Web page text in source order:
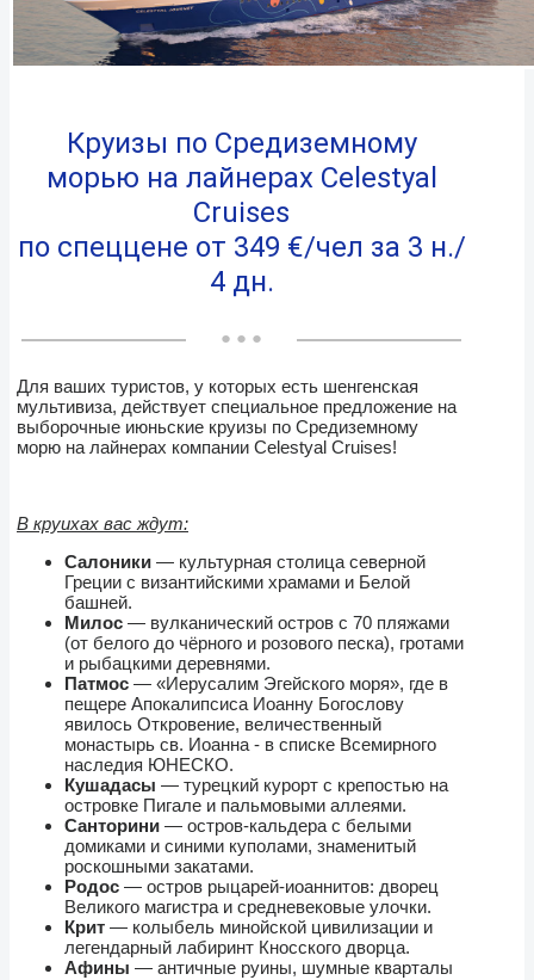
Круизы по Средиземному
морью на лайнерах Celestyal
Cruises
по спеццене от 349 €/чел за 3 н./
4 дн.
● ● ●
Для ваших туристов, у которых есть шенгенская
мультивиза, действует специальное предложение на
выборочные июньские круизы по Средиземному
морю на лайнерах компании Celestyal Cruises!
В круихах вас ждут:
Салоники — культурная столица северной
Греции с византийскими храмами и Белой
башней.
Милос — вулканический остров с 70 пляжами
(от белого до чёрного и розового песка), гротами
и рыбацкими деревнями.
Патмос — «Иерусалим Эгейского моря», где в
пещере Апокалипсиса Иоанну Богослову
явилось Откровение, величественный
монастырь св. Иоанна - в списке Всемирного
наследия ЮНЕСКО.
Кушадасы — турецкий курорт с крепостью на
островке Пигале и пальмовыми аллеями.
Санторини — остров-кальдера с белыми
домиками и синими куполами, знаменитый
роскошными закатами.
Родос — остров рыцарей-иоаннитов: дворец
Великого магистра и средневековые улочки.
Крит — колыбель минойской цивилизации и
легендарный лабиринт Кносского дворца.
Афины — античные руины, шумные кварталы